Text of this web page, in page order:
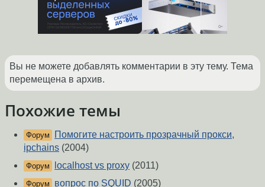
Вы не можете добавлять комментарии в эту тему. Тема
перемещена в архив.
Похожие темы
Форум
Помогите настроить прозрачный прокси,
ipchains (2004)
Форум localhost vs proxy (2011)
Форум вопрос по SQUID (2005)